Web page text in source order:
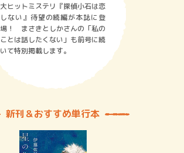
大ヒットミステリ『探偵小石は恋
しない』待望の続編が本誌に登
場！ まさきとしかさんの「私の
ことは話したくない」も前号に続
いて特別掲載します。
新刊＆おすすめ単行本